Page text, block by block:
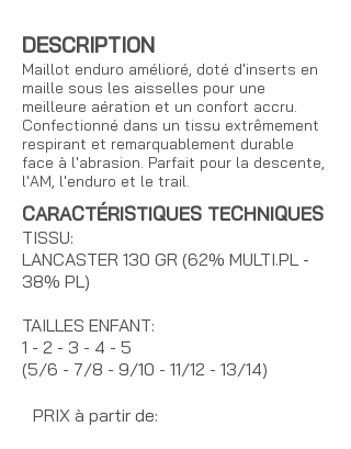
DESCRIPTION
Maillot enduro amélioré, doté d'inserts en
maille sous les aisselles pour une
meilleure aération et un confort accru.
Confectionné dans un tissu extrêmement
respirant et remarquablement durable
face à l'abrasion. Parfait pour la descente,
l'AM, l'enduro et le trail.
CARACTÉRISTIQUES TECHNIQUES
TISSU:
LANCASTER 130 GR (62% MULTI.PL -
38% PL)
TAILLES ENFANT:
1 - 2 - 3 - 4 - 5
(5/6 - 7/8 - 9/10 - 11/12 - 13/14)
PRIX à partir de: